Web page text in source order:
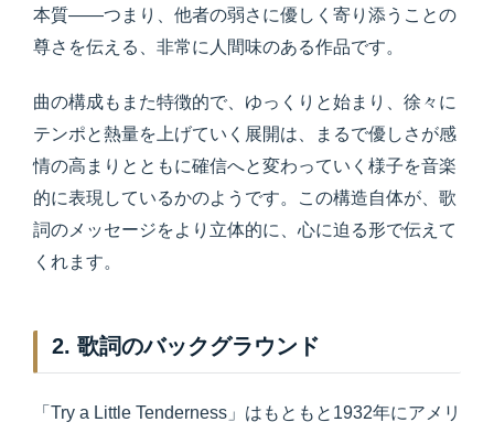
本質――つまり、他者の弱さに優しく寄り添うことの
尊さを伝える、非常に人間味のある作品です。
曲の構成もまた特徴的で、ゆっくりと始まり、徐々に
テンポと熱量を上げていく展開は、まるで優しさが感
情の高まりとともに確信へと変わっていく様子を音楽
的に表現しているかのようです。この構造自体が、歌
詞のメッセージをより立体的に、心に迫る形で伝えて
くれます。
2. 歌詞のバックグラウンド
「Try a Little Tenderness」はもともと1932年にアメリ